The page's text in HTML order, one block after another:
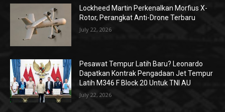
Lockheed Martin Perkenalkan Morfius X-
Rotor, Perangkat Anti-Drone Terbaru
July 22, 2026
Pesawat Tempur Latih Baru? Leonardo
Dapatkan Kontrak Pengadaan Jet Tempur
Latih M346 F Block 20 Untuk TNI AU
July 22, 2026